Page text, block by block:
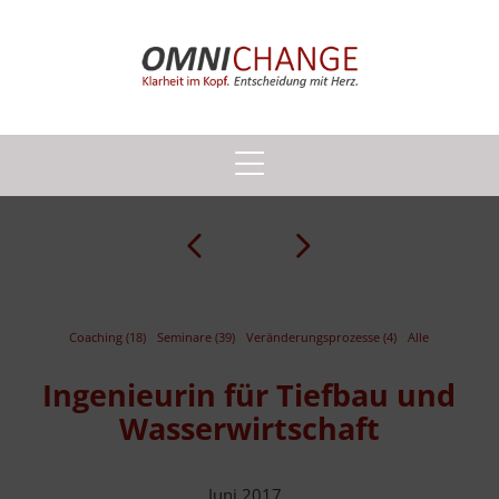
Prev Next
Coaching (18) Seminare (39) Veränderungsprozesse (4) Alle
Ingenieurin für Tiefbau und
Wasserwirtschaft
Juni 2017